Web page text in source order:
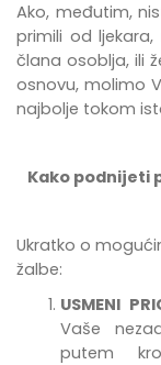
Ako, međutim,
primili od
člana osoblja, ili
osnovu, molimo
najbolje tokom
Kako podnijeti
Ukratko o
žalbe:
USMENI
Vaše
putem